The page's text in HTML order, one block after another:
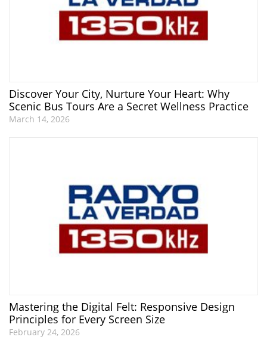
Discover Your City, Nurture Your Heart: Why
Scenic Bus Tours Are a Secret Wellness Practice
March 14, 2026
Mastering the Digital Felt: Responsive Design
Principles for Every Screen Size
February 24, 2026